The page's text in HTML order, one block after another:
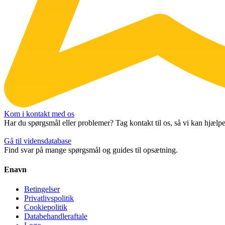
Kom i kontakt med os
Har du spørgsmål eller problemer? Tag kontakt til os, så vi kan
Gå til vidensdatabase
Find svar på mange spørgsmål og guides til opsætning.
Enavn
Betingelser
Privatlivspolitik
Cookiepolitik
Databehandleraftale